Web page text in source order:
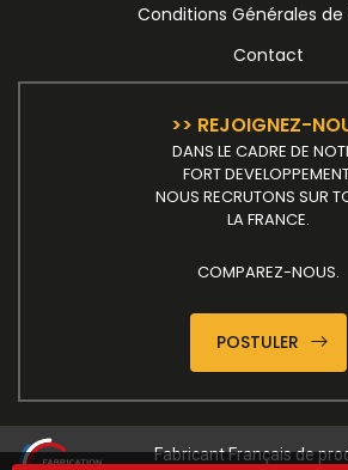
Conditions Générales de
Contact
>> REJOIGNEZ-
DANS LE CADRE DE
FORT
NOUS RECRUTONS SUR
LA FRANCE.
COMPAREZ-NOUS.
POSTULER
Fabricant Français de